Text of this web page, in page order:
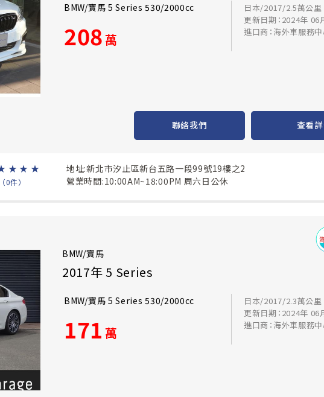
BMW/寶馬 5 Series 530/2000cc
208萬
日本/2017/2.5萬公里
更新日期：2024年 06
進口商：海外車服務
聯絡我們 查看
★ ★ ★
（0件）
地址:新北市汐止區新台五路一段99號19樓之2
營業時間:10:00AM~18:00PM 周六日公休
BMW/寶馬
2017年 5 Series
BMW/寶馬 5 Series 530/2000cc
171 萬
日本/2017/2.3萬公里
更新日期：2024年 06
進口商：海外車服務